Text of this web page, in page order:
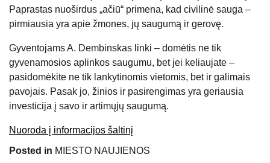
Paprastas nuoširdus „ačiū“ primena, kad civilinė sauga –
pirmiausia yra apie žmones, jų saugumą ir gerovę.
Gyventojams A. Dembinskas linki – domėtis ne tik
gyvenamosios aplinkos saugumu, bet jei keliaujate –
pasidomėkite ne tik lankytinomis vietomis, bet ir galimais
pavojais. Pasak jo, žinios ir pasirengimas yra geriausia
investicija į savo ir artimųjų saugumą.
Nuoroda į informacijos šaltinį
Posted in MIESTO NAUJIENOS